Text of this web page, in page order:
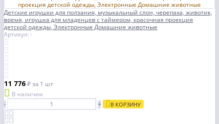
Детские игрушки для ползания, музыкальный слон, черепаха, животик,
время, игрушка для младенцев с таймером, красочная проекция
детской одежды, Электронные Домашние животные
Артикул: -
11 776₽за 1 шт
В наличии
-
+ В КОРЗИНУ